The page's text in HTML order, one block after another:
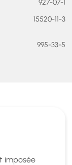
927-07-1
15520-11-3
995-33-5
imposée